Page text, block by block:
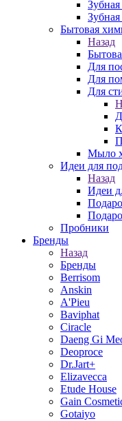
Зубная
Бытовая
Назад
Для
Для
Для
Мыло
Идеи для
Назад
Идеи
Пробники
Бренды
Назад
Бренды
Berrisom
Anskin
A'Pieu
Baviphat
Ciracle
Daeng Gi
Deoproce
Dr.Jart+
Elizavecca
Etude House
Gain
Gotaiyo